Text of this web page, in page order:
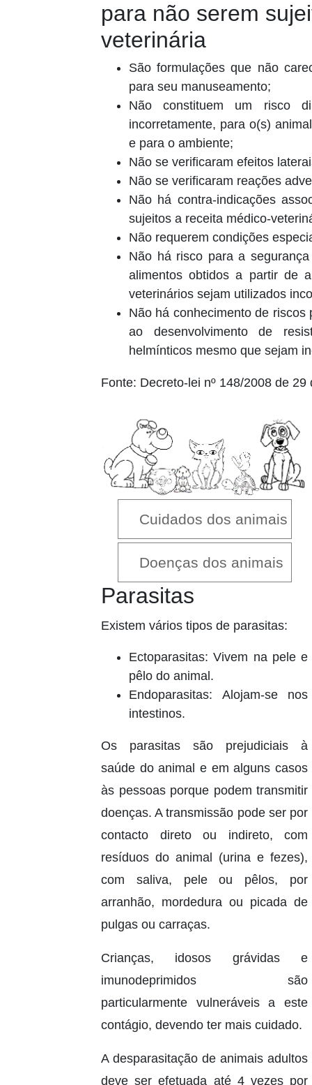
para não serem
veterinária
São formulações que não
para seu manuseamento;
Não constituem um risco
incorretamente, para o(s)
e para o ambiente;
Não se verificaram efeitos
Não se verificaram reações
Não há contra-indicações
sujeitos a receita médico-
Não requerem condições
Não há risco para a
alimentos obtidos a partir de
veterinários sejam utilizados
Não há conhecimento de
ao desenvolvimento de
helmínticos mesmo que sejam
Fonte: Decreto-lei nº 148/2008 de 29
Cuidados dos animais
Doenças dos animais
Parasitas
Existem vários tipos de parasitas:
Ectoparasitas: Vivem na pele e
pêlo do animal.
Endoparasitas: Alojam-se nos
intestinos.
Os parasitas são prejudiciais à
saúde do animal e em alguns casos
às pessoas porque podem transmitir
doenças. A transmissão pode ser por
contacto direto ou indireto, com
resíduos do animal (urina e fezes),
com saliva, pele ou pêlos, por
arranhão, mordedura ou picada de
pulgas ou carraças.
Crianças, idosos grávidas e
imunodeprimidos são
particularmente vulneráveis a este
contágio, devendo ter mais cuidado.
A desparasitação de animais adultos
deve ser efetuada até 4 vezes por